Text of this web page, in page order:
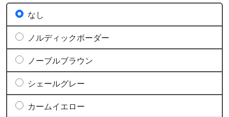
なし
ノルディックボーダー
ノーブルブラウン
シェールグレー
カームイエロー